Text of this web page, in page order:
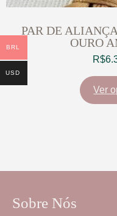
PAR DE
OURO
R$
Ver
Sobre Nós
BRL
USD